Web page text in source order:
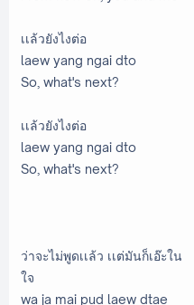
เเล้วยังไงต่อ
laew yang ngai dto
So, what's next?
เเล้วยังไงต่อ
laew yang ngai dto
So, what's next?
ว่าจะไม่พูดเเล้ว เเต่มันก็เอ๊ะใน
ใจ
wa ja mai pud laew dtae